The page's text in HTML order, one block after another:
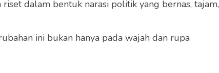
Lupa Sandi
dalam bentuk narasi politik yang bernas, tajam,
ini bukan hanya pada wajah dan rupa